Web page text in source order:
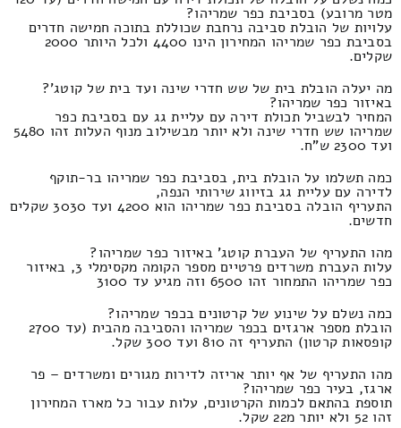
מטר מרובע) בסביבת כפר שמריהו?
עלויות של הובלת סביבה נרחבת שכוללת בתוכה חמישה חדרים
בסביבת כפר שמריהו המחירון הינו 4400 ולכל היותר 2000
שקלים.
מה יעלה הובלת בית של שש חדרי שינה ועד בית של קוטג'?
באיזור כפר שמריהו?
המחיר לבשביל תכולת דירה עם עליית גג עם בסביבת כפר
שמריהו שש חדרי שינה ולא יותר מבשילוב מנוף העלות זהו 5480
ועד 2300 ש"ח.
כמה תשלמו על הובלת בית, בסביבת כפר שמריהו בר-תוקף
לדירה עם עליית גג בזיווג שירותי הנפה,
התעריף הובלה בסביבת כפר שמריהו הוא 4200 ועד 3030 שקלים
חדשים.
מהו התעריף של העברת קוטג' באיזור כפר שמריהו?
עלות העברת משרדים פרטיים מספר הקומה מקסימלי 3, באיזור
כפר שמריהו התמחור זהו 6500 וזה מגיע עד 3100
כמה נשלם על שינוע של קרטונים בכפר שמריהו?
הובלת מספר ארגזים בכפר שמריהו והסביבה מהבית (עד 2700
קופסאות קרטון) התעריף זה 810 ועד 300 שקל.
מהו התעריף של אף יותר אריזה לדירות מגורים ומשרדים – פר
ארגז, בעיר כפר שמריהו?
תוספת בהתאם לכמות הקרטונים, עלות עבור כל מארז המחירון
זהו 52 ולא יותר מ22 שקל.